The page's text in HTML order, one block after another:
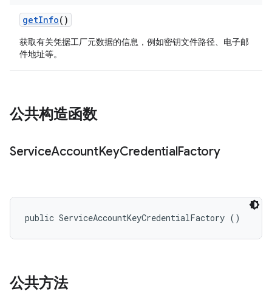
getInfo()
获取有关凭据工厂元数据的信息，例如密钥文件路径、电子邮
件地址等。
公共构造函数
ServiceAccountKeyCredentialFactory
public ServiceAccountKeyCredentialFactory ()
公共方法